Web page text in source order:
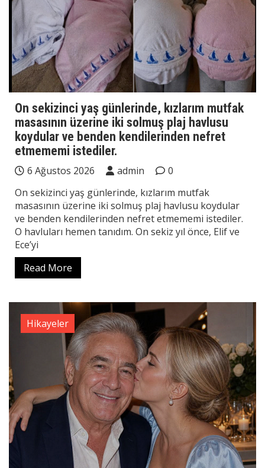
On sekizinci yaş günlerinde, kızlarım mutfak
masasının üzerine iki solmuş plaj havlusu
koydular ve benden kendilerinden nefret
etmememi istediler.
6 Ağustos 2026 admin
0
On sekizinci yaş günlerinde, kızlarım mutfak
masasının üzerine iki solmuş plaj havlusu koydular
ve benden kendilerinden nefret etmememi istediler.
O havluları hemen tanıdım. On sekiz yıl önce, Elif ve
Ece’yi
Read More
Hikayeler